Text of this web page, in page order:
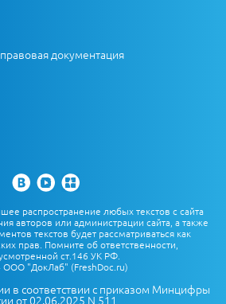
документация
распространение любых текстов с сайта
авторов или администрации сайта, а также
текстов будет рассматриваться как
прав. Помните об ответственности,
ст.146 УК РФ.
"ДокЛаб" (FreshDoc.ru)
в соответствии с приказом Минцифры
от 02.06.2025 N 511